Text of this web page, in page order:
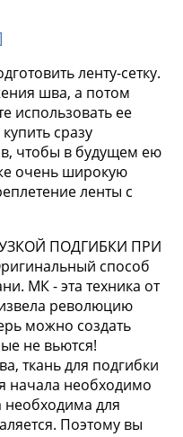
ленту-сетку.
шва, а потом
использовать ее
сразу
чтобы в будущем ею
очень широкую
ленты с